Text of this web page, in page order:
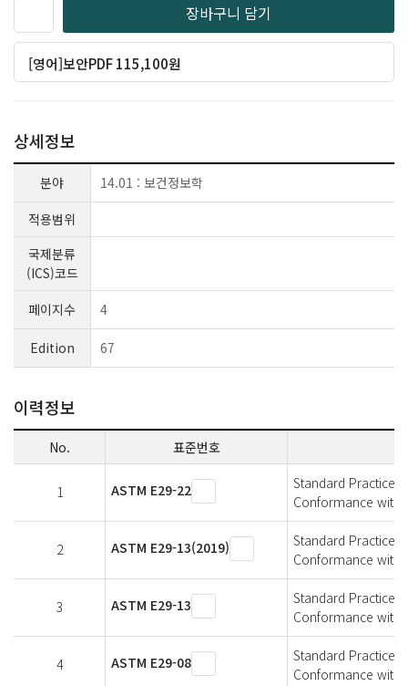
장바구니 담기
[영어]보안PDF 115,100원
상세정보
분야
14.01 : 보건정보학
적용범위
국제분류
(ICS)코드
페이지수
4
Edition 67
이력정보
No. 표준번호
1 ASTM E29-22
Standard Practice
Conformance with
2 ASTM E29-13(2019)
Standard Practice
Conformance with
3 ASTM E29-13
Standard Practice
Conformance with
4 ASTM E29-08
Standard Practice
Conformance with